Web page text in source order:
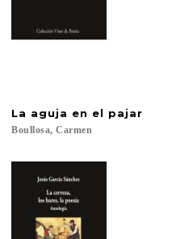
La aguja en el pajar
Boullosa, Carmen